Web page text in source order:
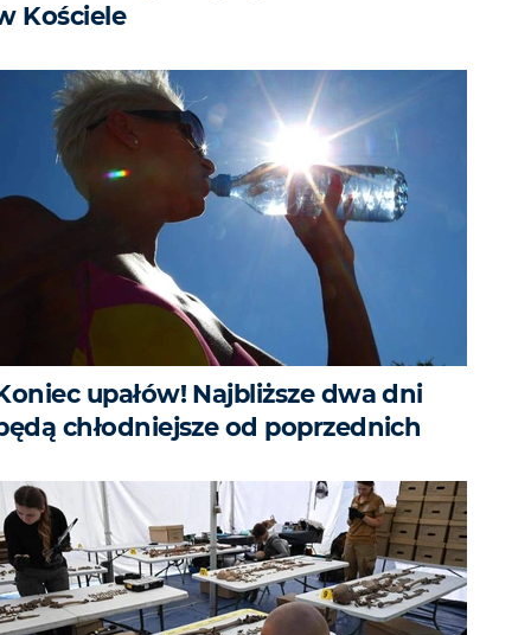
Kościele
upałów! Najbliższe dwa dni
chłodniejsze od poprzednich